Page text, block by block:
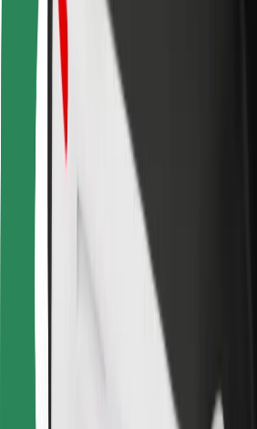
Pour les chauffeurs
Pour les livreurs
Bolt Food
Pour les propriétaires de flotte
Pour les restaurants
Bolt for Business
Fournisseurs
Conditions générales
Obtenez un trajet en quelques
Télécharger l'appli Bolt